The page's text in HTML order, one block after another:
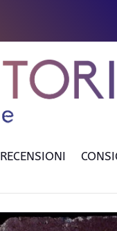
RECENSIONI